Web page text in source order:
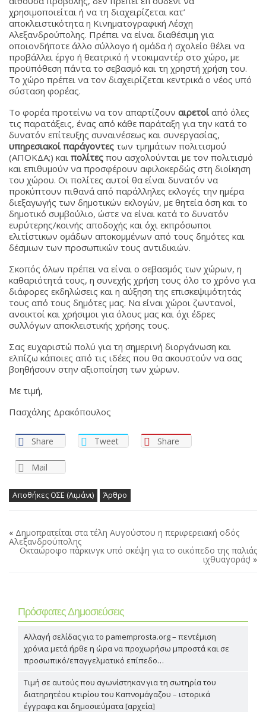
χρησιμοποιείται ή να τη διαχειρίζεται κατ’
αποκλειστικότητα η Κινηματογραφική Λέσχη
Αλεξανδρούπολης. Πρέπει να είναι διαθέσιμη για
οποιονδήποτε άλλο σύλλογο ή ομάδα ή σχολείο θέλει να
προβάλλει έργο ή θεατρικό ή ντοκιμαντέρ στο χώρο, με
προϋπόθεση πάντα το σεβασμό και τη χρηστή χρήση του.
Το χώρο πρέπει να τον διαχειρίζεται κεντρικά ο νέος υπό
σύσταση φορέας.
Το φορέα προτείνω να τον απαρτίζουν αιρετοί από όλες
τις παρατάξεις, ένας από κάθε παράταξη για την κατά το
δυνατόν επίτευξης συναινέσεως και συνεργασίας,
υπηρεσιακοί παράγοντες των τμημάτων πολιτισμού
(ΑΠΟΚΔΑ;) και πολίτες που ασχολούνται με τον πολιτισμό
και επιθυμούν να προσφέρουν αφιλοκερδώς στη διοίκηση
του χώρου. Οι πολίτες αυτοί θα είναι δυνατόν να
προκύπτουν πιθανά από παράλληλες εκλογές την ημέρα
διεξαγωγής των δημοτικών εκλογών, με θητεία όση και το
δημοτικό συμβούλιο, ώστε να είναι κατά το δυνατόν
ευρύτερης/κοινής αποδοχής και όχι εκπρόσωποι
ελιτίστικων ομάδων αποκομμένων από τους δημότες και
δέσμιων των προσωπικών τους αντιδικιών.
Σκοπός όλων πρέπει να είναι ο σεβασμός των χώρων, η
καθαριότητά τους, η συνεχής χρήση τους όλο το χρόνο για
διάφορες εκδηλώσεις και η αύξηση της επισκεψιμότητάς
τους από τους δημότες μας. Να είναι χώροι ζωντανοί,
ανοικτοί και χρήσιμοι για όλους μας και όχι έδρες
συλλόγων αποκλειστικής χρήσης τους.
Σας ευχαριστώ πολύ για τη σημερινή διοργάνωση και
ελπίζω κάποιες από τις ιδέες που θα ακουστούν να σας
βοηθήσουν στην αξιοποίηση των χώρων.
Με τιμή,
Πασχάλης Δρακόπουλος
Share Tweet Share
Mail
Αποθήκες ΟΣΕ (Λιμάνι) Άρθρο
« Δημοπρατείται στα τέλη Αυγούστου η περιφερειακή οδός
Αλεξανδρούπολης
Οκταώροφο πάρκινγκ υπό σκέψη για το οικόπεδο της παλιάς
ιχθυαγοράς! »
Πρόσφατες Δημοσιεύσεις
Αλλαγή σελίδας για το pamemprosta.org – πεντέμιση
χρόνια μετά ήρθε η ώρα να προχωρήσω μπροστά και σε
προσωπικό/επαγγελματικό επίπεδο…
Τιμή σε αυτούς που αγωνίστηκαν για τη σωτηρία του
διατηρητέου κτιρίου του Καπνομάγαζου – ιστορικά
έγγραφα και δημοσιεύματα [αρχεία]